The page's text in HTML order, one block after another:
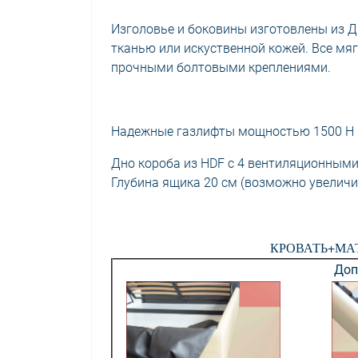
Изголовье и боковины изготовлены из
тканью или искуственной кожей. Все
прочными болтовыми креплениями.
Надежные газлифты мощностью 1500 Н
Дно короба из HDF с 4
Глубина ящика 20 см (возможно